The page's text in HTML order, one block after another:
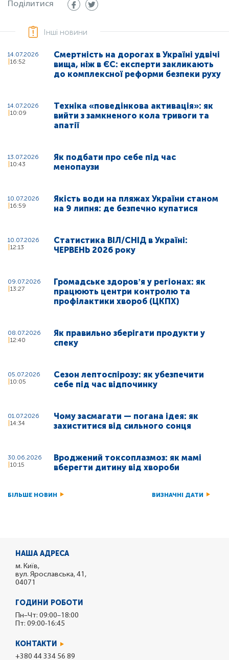
Поділитися
Інші новини
14.07.2026
16:52
Смертність на дорогах в Україні удвічі
вища, ніж в ЄС: експерти закликають
до комплексної реформи безпеки руху
14.07.2026
10:09
Техніка «поведінкова активація»: як
вийти з замкненого кола тривоги та
апатії
13.07.2026
10:43
Як подбати про себе під час
менопаузи
10.07.2026
16:59
Якість води на пляжах України станом
на 9 липня: де безпечно купатися
10.07.2026
12:13
Статистика ВІЛ/СНІД в Україні:
ЧЕРВЕНЬ 2026 року
09.07.2026
13:27
Громадське здоровʼя у регіонах: як
працюють центри контролю та
профілактики хвороб (ЦКПХ)
08.07.2026
12:40
Як правильно зберігати продукти у
спеку
05.07.2026
10:05
Сезон лептоспірозу: як убезпечити
себе під час відпочинку
01.07.2026
14:34
Чому засмагати — погана ідея: як
захиститися від сильного сонця
30.06.2026
10:15
Вроджений токсоплазмоз: як мамі
вберегти дитину від хвороби
БІЛЬШЕ НОВИН ВИЗНАЧНІ ДАТИ
НАША АДРЕСА
м. Київ,
вул. Ярославська, 41,
04071
ГОДИНИ РОБОТИ
Пн–Чт: 09:00–18:00
Пт: 09:00-16:45
КОНТАКТИ
+380 44 334 56 89